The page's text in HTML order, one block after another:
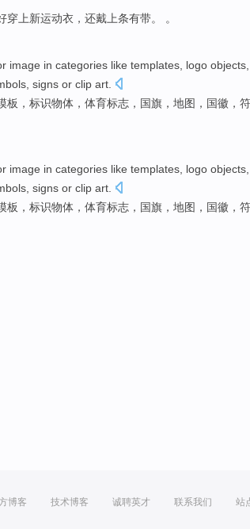
穿上新运动衣 ，还戴上条有带。 。
image in categories like templates logo objects
signs or clip art
板 ， 标识物体 ， 体育标志 ， 国旗 ， 地图 ， 国徽 ，
image in categories like templates logo objects
signs or clip art
板 ， 标识物体 ， 体育标志 ， 国旗 ， 地图 ， 国徽 ，
博客 技术博客 诚聘英才 联系我们 站